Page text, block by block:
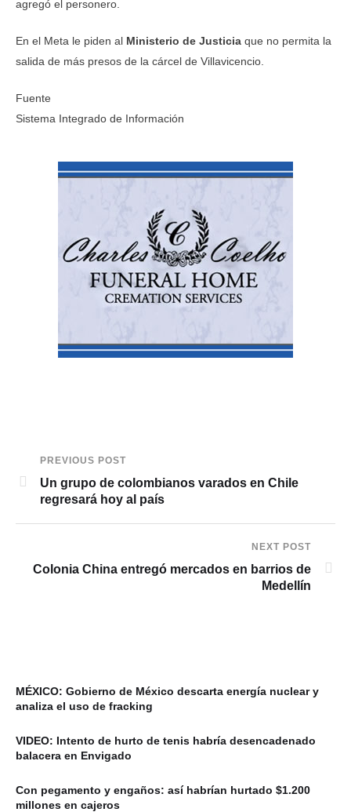
agregó el personero.
En el Meta le piden al Ministerio de Justicia que no permita la
salida de más presos de la cárcel de Villavicencio.
Fuente
Sistema Integrado de Información
PREVIOUS POST
Un grupo de colombianos varados en Chile
regresará hoy al país
NEXT POST
Colonia China entregó mercados en barrios de
Medellín
MÉXICO: Gobierno de México descarta energía nuclear y
analiza el uso de fracking
VIDEO: Intento de hurto de tenis habría desencadenado
balacera en Envigado
Con pegamento y engaños: así habrían hurtado $1.200
millones en cajeros